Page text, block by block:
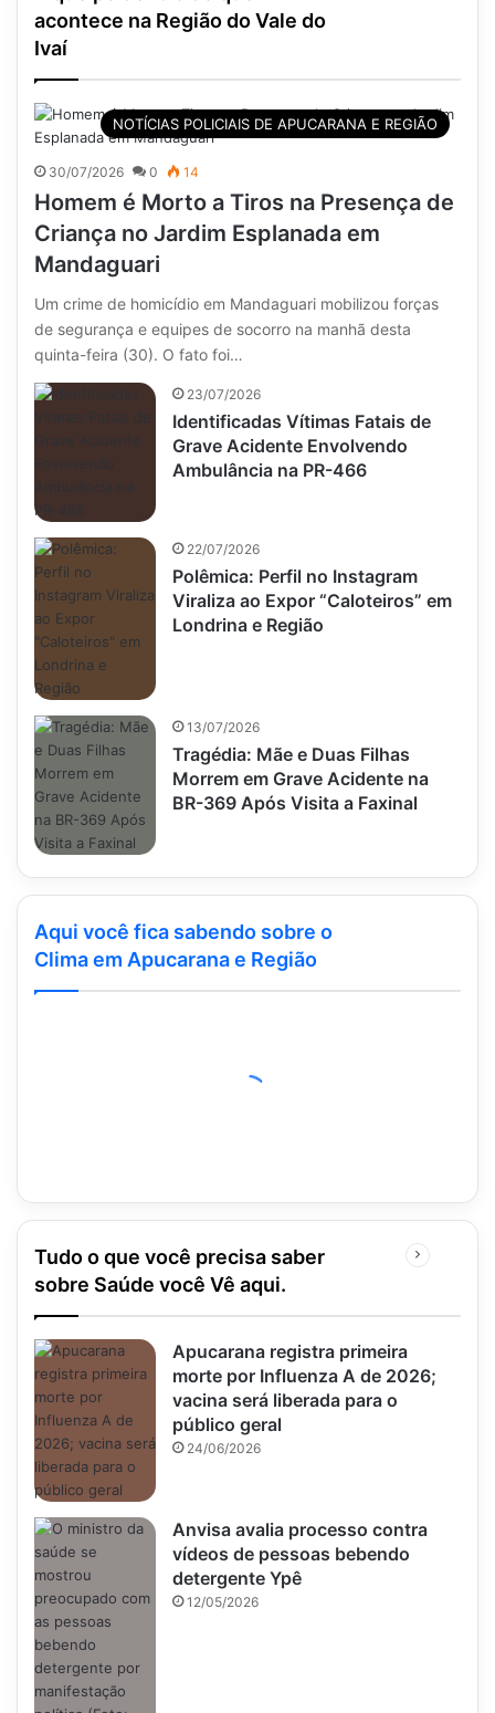
acontece na Região do Vale do
Ivaí
NOTÍCIAS POLICIAIS DE APUCARANA E REGIÃO
30/07/2026 0 14
Homem é Morto a Tiros na Presença de
Criança no Jardim Esplanada em
Mandaguari
Um crime de homicídio em Mandaguari mobilizou forças
de segurança e equipes de socorro na manhã desta
quinta-feira (30). O fato foi…
23/07/2026
Identificadas Vítimas Fatais de
Grave Acidente Envolvendo
Ambulância na PR-466
22/07/2026
Polêmica: Perfil no Instagram
Viraliza ao Expor “Caloteiros” em
Londrina e Região
13/07/2026
Tragédia: Mãe e Duas Filhas
Morrem em Grave Acidente na
BR-369 Após Visita a Faxinal
Aqui você fica sabendo sobre o
Clima em Apucarana e Região
Tudo o que você precisa saber
sobre Saúde você Vê aqui.
Próxima
Apucarana registra primeira
morte por Influenza A de 2026;
vacina será liberada para o
público geral
24/06/2026
Anvisa avalia processo contra
vídeos de pessoas bebendo
detergente Ypê
12/05/2026